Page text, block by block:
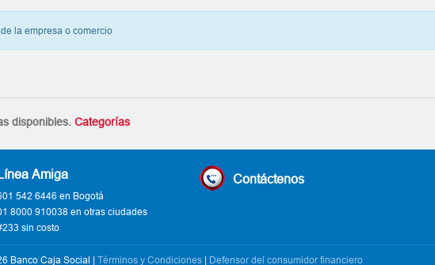
la empresa o comercio
disponibles. Categorías
Amiga
542 6446 en Bogotá
8000 910038 en otras ciudades
sin costo
Contáctenos
Banco Caja Social | Términos y Condiciones | Defensor del consumidor financiero